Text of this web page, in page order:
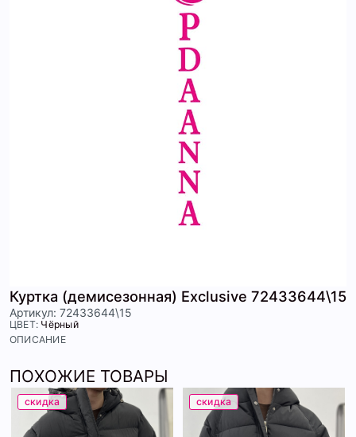
Куртка (демисезонная) Exclusive 72433644\15
Артикул: 72433644\15
ЦВЕТ: Чёрный
ОПИСАНИЕ
ПОХОЖИЕ ТОВАРЫ
скидка скидка